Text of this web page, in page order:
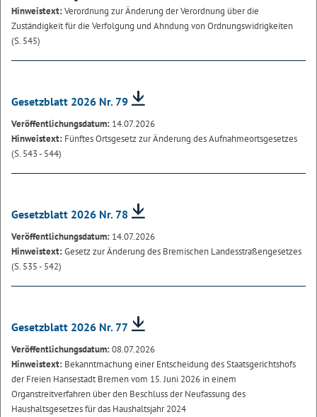
Hinweistext:Verordnung zur Änderung der Verordnung über die
Zuständigkeit für die Verfolgung und Ahndung von Ordnungswidrigkeiten
(S. 545)
Gesetzblatt 2026 Nr. 79
Veröffentlichungsdatum: 14.07.2026
Hinweistext: Fünftes Ortsgesetz zur Änderung des Aufnahmeortsgesetzes
(S. 543 - 544)
Gesetzblatt 2026 Nr. 78
Veröffentlichungsdatum: 14.07.2026
Hinweistext:Gesetz zur Änderung des Bremischen Landesstraßengesetzes
(S. 535 - 542)
Gesetzblatt 2026 Nr. 77
Veröffentlichungsdatum:08.07.2026
Hinweistext: Bekanntmachung einer Entscheidung des Staatsgerichtshofs
der Freien Hansestadt Bremen vom 15. Juni 2026 in einem
Organstreitverfahren über den Beschluss der Neufassung des
Haushaltsgesetzes für das Haushaltsjahr 2024